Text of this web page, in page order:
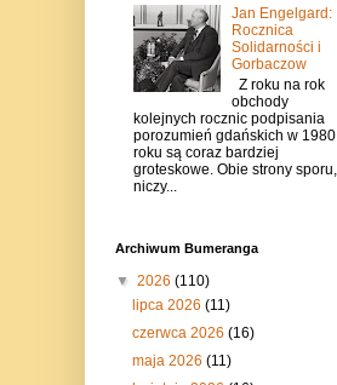
Jan Engelgard:
Rocznica
Solidarności i
Gorbaczow
Z roku na rok
obchody
kolejnych rocznic podpisania
porozumień gdańskich w 1980
roku są coraz bardziej
groteskowe. Obie strony sporu,
niczy...
Archiwum Bumeranga
▼ 2026 (110)
lipca 2026 (11)
czerwca 2026 (16)
maja 2026 (11)